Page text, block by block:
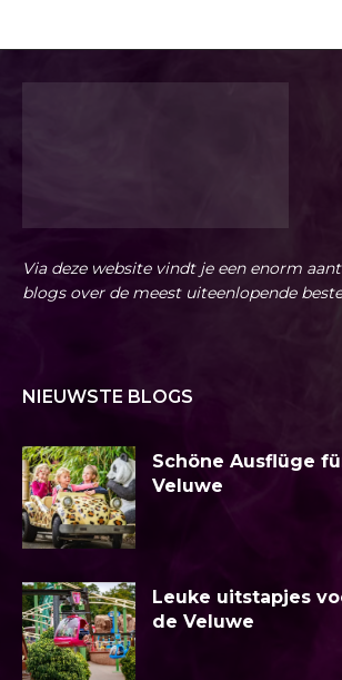
Via deze website vindt je een enorm
blogs over de meest uiteenlopende
NIEUWSTE BLOGS
Schöne Ausflüge
Veluwe
Leuke uitstapjes
de Veluwe